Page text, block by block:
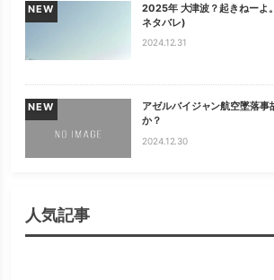
NEW
2025年 大津波？起きねーよ
ネタバレ)
2024.12.31
NEW
アゼルバイジャン航空墜落
か？
2024.12.30
人気記事